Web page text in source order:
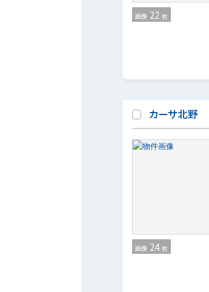
画像 22 枚
カーサ北野
画像 24 枚